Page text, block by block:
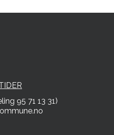
95 71 13 31)